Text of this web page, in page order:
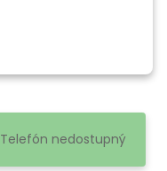
Telefón nedostupný